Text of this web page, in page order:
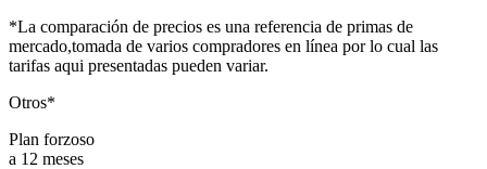
*La comparación de precios es una referencia de primas de
mercado,tomada de varios compradores en línea por lo cual las
tarifas aqui presentadas pueden variar.
Otros*
Plan forzoso
a 12 meses